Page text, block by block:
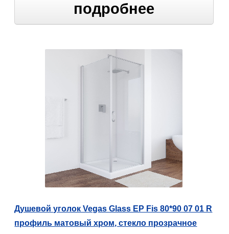
подробнее
Душевой уголок Vegas Glass EP Fis 80*90 07 01 R
профиль матовый хром, стекло прозрачное